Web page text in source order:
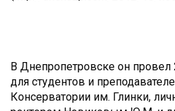
В Днепропетровске он провел
для студентов и
Консерватории им. Глинки,